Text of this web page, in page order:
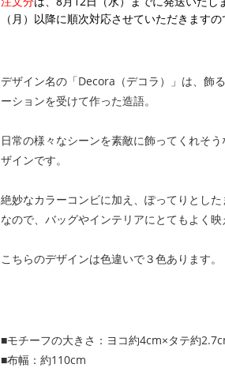
（月）以降に順次対応させていただきますの
デザイン名の「Decora（デコラ）」は、飾
ーションを受けて作った造語。
日常の様々なシーンを素敵に飾ってくれそ
ザインです。
絶妙なカラーコンビに加え、ぽってりとし
なので、バッグやインテリアにとてもよく映
こちらのデザインは色違いで３色あります。
■モチーフの大きさ：ヨコ約4cm×タテ約
■布幅：約110cm